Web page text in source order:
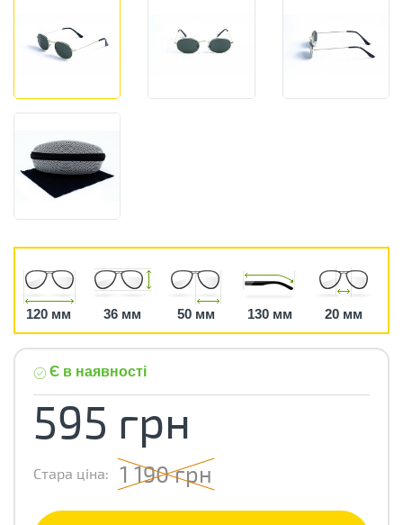
120 мм 36 мм 50 мм 130 мм 20 мм
Є в наявності
595 грн
Стара ціна: 1 190 грн